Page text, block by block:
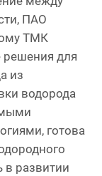
ПАО
ТМК
решения для
из
водорода
готова
в развитии